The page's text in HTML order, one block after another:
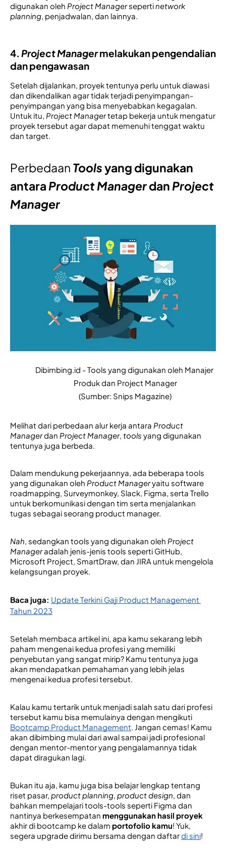
digunakan oleh Project Manager seperti network
planning, penjadwalan, dan lainnya.
4. Project Manager melakukan pengendalian
dan pengawasan
Setelah dijalankan, proyek tentunya perlu untuk diawasi
dan dikendalikan agar tidak terjadi penyimpangan-
penyimpangan yang bisa menyebabkan kegagalan.
Untuk itu, Project Manager tetap bekerja untuk mengatur
proyek tersebut agar dapat memenuhi tenggat waktu
dan target.
Perbedaan Tools yang digunakan
antara Product Manager dan Project
Manager
Dibimbing.id - Tools yang digunakan oleh Manajer
Produk dan Project Manager
(Sumber: Snips Magazine)
Melihat dari perbedaan alur kerja antara Product
Manager dan Project Manager, tools yang digunakan
tentunya juga berbeda.
Dalam mendukung pekerjaannya, ada beberapa tools
yang digunakan oleh Product Manageryaitu software
roadmapping, Surveymonkey, Slack, Figma, serta Trello
untuk berkomunikasi dengan tim serta menjalankan
tugas sebagai seorang product manager.
Nah, sedangkan tools yang digunakan oleh Project
Manager adalah jenis-jenis tools seperti GitHub,
Microsoft Project, SmartDraw, dan JIRA untuk mengelola
kelangsungan proyek.
Baca juga: Update Terkini Gaji Product Management
Tahun 2023
Setelah membaca artikel ini, apa kamu sekarang lebih
paham mengenai kedua profesi yang memiliki
penyebutan yang sangat mirip? Kamu tentunya juga
akan mendapatkan pemahaman yang lebih jelas
mengenai kedua profesi tersebut.
Kalau kamu tertarik untuk menjadi salah satu dari profesi
Bootcamp Product Management. Jangan cemas! Kamu
akan dibimbing mulai dari awal sampai jadi profesional
dengan mentor-mentor yang pengalamannya tidak
dapat diragukan lagi.
Bukan itu aja, kamu juga bisa belajar lengkap tentang
riset pasar, product planning product design , dan
bahkan mempelajari tools-tools seperti Figma dan
nantinya berkesempatan menggunakanhasil proyek
akhir di bootcamp ke dalam portofolio kamu! Yuk,
segera upgrade dirimu bersama dengan daftar di sini!